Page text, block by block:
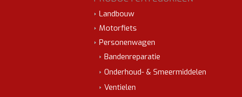
Landbouw
Motorfiets
Personenwagen
Bandenreparatie
Onderhoud- & Smeermiddelen
Ventielen